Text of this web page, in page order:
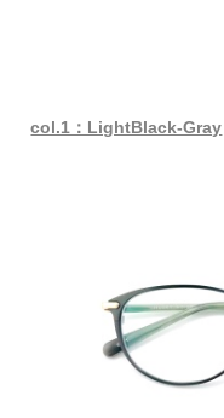
col.1：LightBlack-Gray